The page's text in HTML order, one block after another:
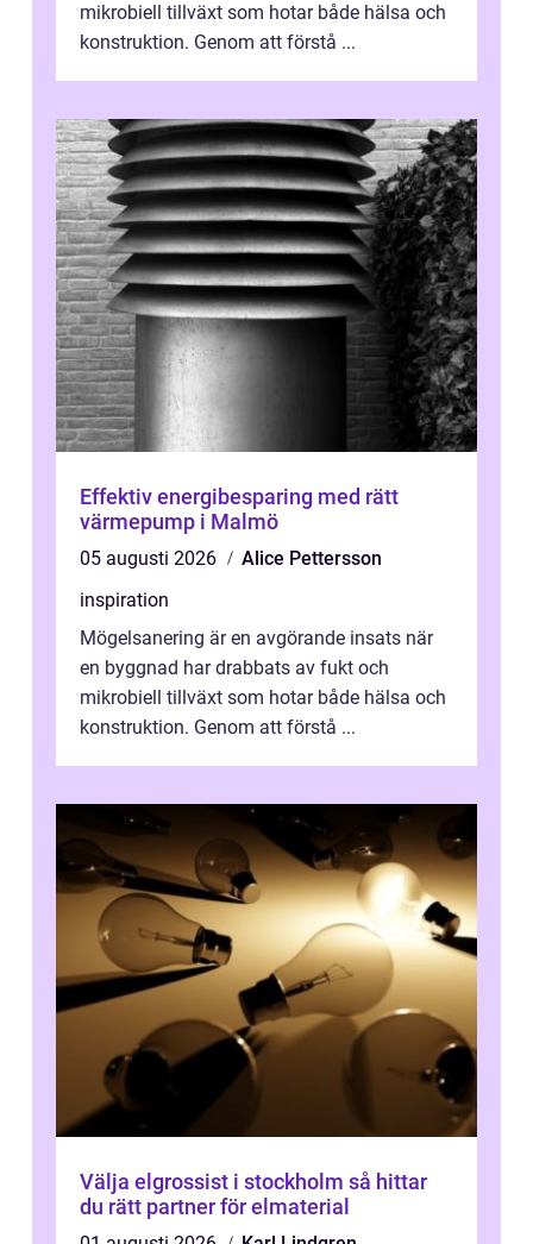
mikrobiell tillväxt som hotar både hälsa och
konstruktion. Genom att förstå ...
Effektiv energibesparing med rätt
värmepump i Malmö
05 augusti 2026
Alice Pettersson
inspiration
Mögelsanering är en avgörande insats när
en byggnad har drabbats av fukt och
mikrobiell tillväxt som hotar både hälsa och
konstruktion. Genom att förstå ...
Välja elgrossist i stockholm så hittar
du rätt partner för elmaterial